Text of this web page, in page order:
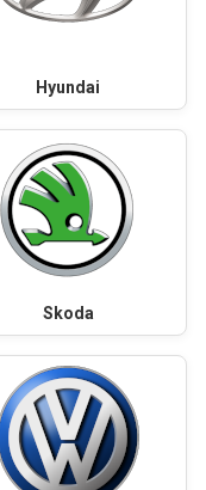
Hyundai
Skoda